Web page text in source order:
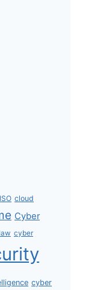
cloud
Cyber
cyber
cyber